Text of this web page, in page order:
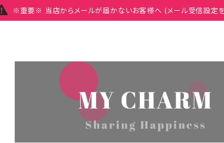
※重要※ 当店からメールが届かないお客様へ (メール受信設定